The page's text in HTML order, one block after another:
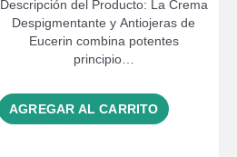
Descripción del Producto: La Crema
Despigmentante y Antiojeras de
Eucerin combina potentes
principio…
AGREGAR AL CARRITO